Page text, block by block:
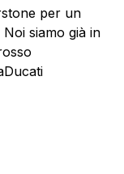
per un
siamo già in